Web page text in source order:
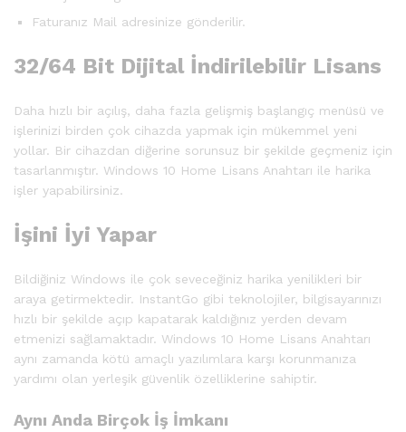
Faturanız Mail adresinize gönderilir.
32/64 Bit Dijital İndirilebilir Lisans
Daha hızlı bir açılış, daha fazla gelişmiş başlangıç menüsü ve
işlerinizi birden çok cihazda yapmak için mükemmel yeni
yollar. Bir cihazdan diğerine sorunsuz bir şekilde geçmeniz için
tasarlanmıştır. Windows 10 Home Lisans Anahtarı ile harika
işler yapabilirsiniz.
İşini İyi Yapar
Bildiğiniz Windows ile çok seveceğiniz harika yenilikleri bir
araya getirmektedir. InstantGo gibi teknolojiler, bilgisayarınızı
hızlı bir şekilde açıp kapatarak kaldığınız yerden devam
etmenizi sağlamaktadır. Windows 10 Home Lisans Anahtarı
aynı zamanda kötü amaçlı yazılımlara karşı korunmanıza
yardımı olan yerleşik güvenlik özelliklerine sahiptir.
Aynı Anda Birçok İş İmkanı